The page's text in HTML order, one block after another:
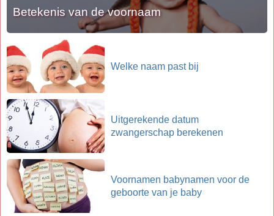
Betekenis van de voornaam
Welke naam past bij
Uitgerekende datum
zwangerschap berekenen
Voornamen babynamen voor de
geboorte van je baby